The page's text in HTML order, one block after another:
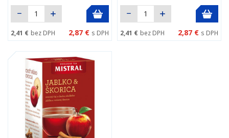
2,41 € bez DPH 2,87 € s DPH 2,41 € bez DPH 2,87 € s DPH